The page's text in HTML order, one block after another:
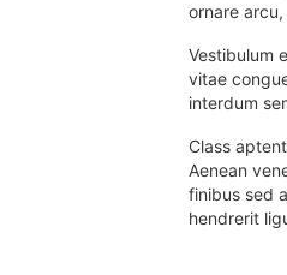
ornare
Vestibulum
vitae
interdum
Class
Aenean
finibus sed
hendrerit